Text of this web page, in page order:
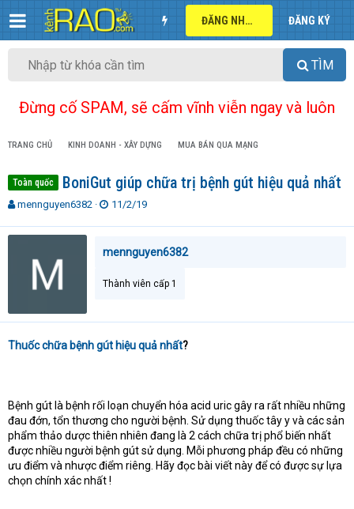
ĐĂNG NHẬP ĐĂNG KÝ
TÌM
Đừng cố SPAM, sẽ cấm vĩnh viễn ngay và luôn
TRANG CHỦ KINH DOANH - XÂY DỰNG MUA BÁN QUA MẠNG
Toàn quốc BoniGut giúp chữa trị bệnh gút hiệu quả nhất
T
r
a
t
mennguyen6382
N
y
i
11/2/19
mennguyen6382
Thành viên cấp 1
Thuốc chữa bệnh gút hiệu quả nhất?
Bệnh gút là bệnh rối loạn chuyển hóa acid uric gây ra rất nhiều những
đau đớn, tổn thương cho người bệnh. Sử dụng thuốc tây y và các sản
phẩm thảo dược thiên nhiên đang là 2 cách chữa trị phổ biến nhất
được nhiều người bệnh gút sử dụng. Mỗi phương pháp đều có những
ưu điểm và nhược điểm riêng. Hãy đọc bài viết này để có được sự lựa
chọn chính xác nhất !